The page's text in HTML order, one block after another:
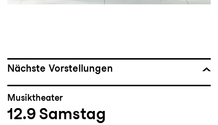
Nächste Vorstellungen
Musiktheater
12.9 Samstag